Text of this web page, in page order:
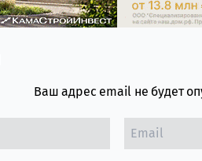
Ваш адрес email не будет